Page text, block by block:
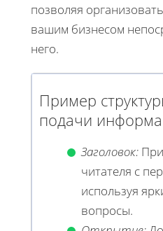
позволяя
вашим бизнесом
него.
Пример
подачи
Заголовок:
читателя с
используя
вопросы.